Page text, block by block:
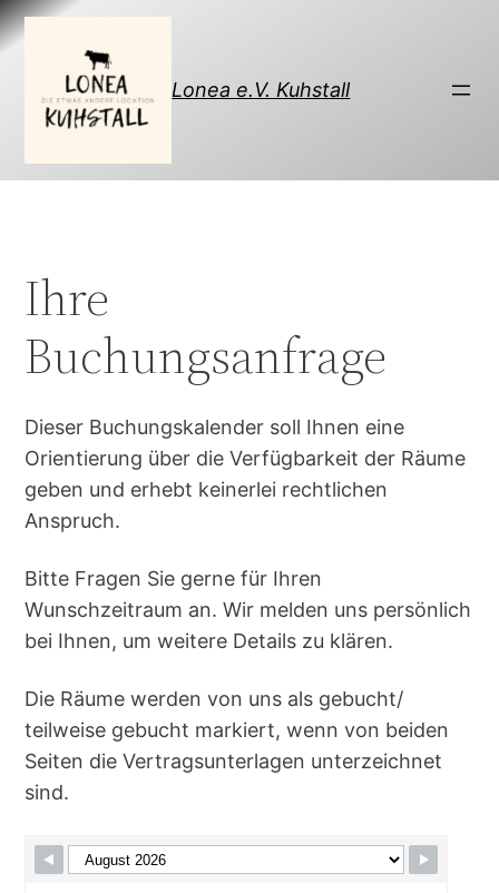
Direkt
zum
wechseln
Lonea e.V. Kuhstall
Ihre
Buchungsanfrage
Dieser Buchungskalender soll Ihnen eine
Orientierung über die Verfügbarkeit der Räume
geben und erhebt keinerlei rechtlichen
Anspruch.
Bitte Fragen Sie gerne für Ihren
Wunschzeitraum an. Wir melden uns persönlich
bei Ihnen, um weitere Details zu klären.
Die Räume werden von uns als gebucht/
teilweise gebucht markiert, wenn von beiden
Seiten die Vertragsunterlagen unterzeichnet
sind.